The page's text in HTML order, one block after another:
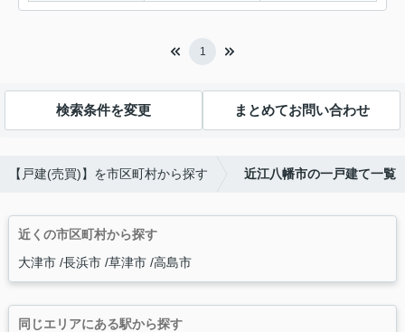
1
検索条件を変更 まとめてお問い合わせ
【戸建(売買)】を市区町村から探す 近江八幡市の一戸建て一覧
近くの市区町村から探す
大津市 長浜市 草津市 高島市
同じエリアにある駅から探す